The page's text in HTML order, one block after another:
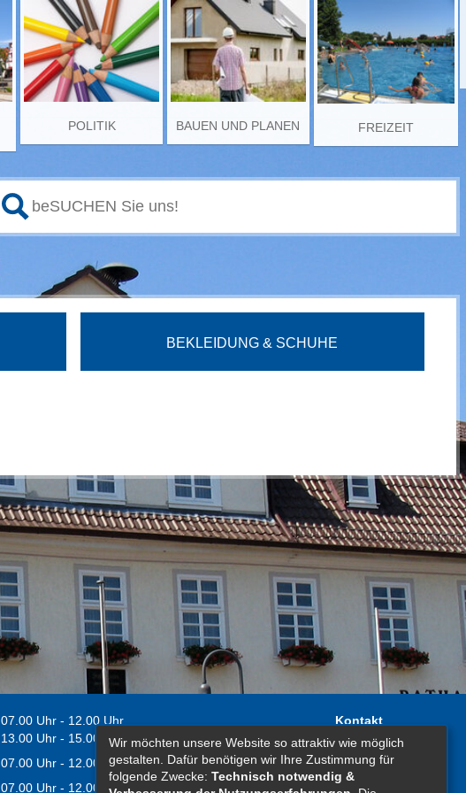
POLITIK BAUEN UND PLANEN FREIZEIT
BEKLEIDUNG & SCHUHE
07.00 Uhr - 12.00 Uhr
13.00 Uhr - 15.00 Uhr
07.00 Uhr - 12.00 Uhr
07.00 Uhr - 12.00 Uhr
Kontakt
Impressum
Erklärung zur
Barrierefreiheit
Wir möchten unsere Website so attraktiv wie möglich
gestalten. Dafür benötigen wir Ihre Zustimmung für
folgende Zwecke: Technisch notwendig &